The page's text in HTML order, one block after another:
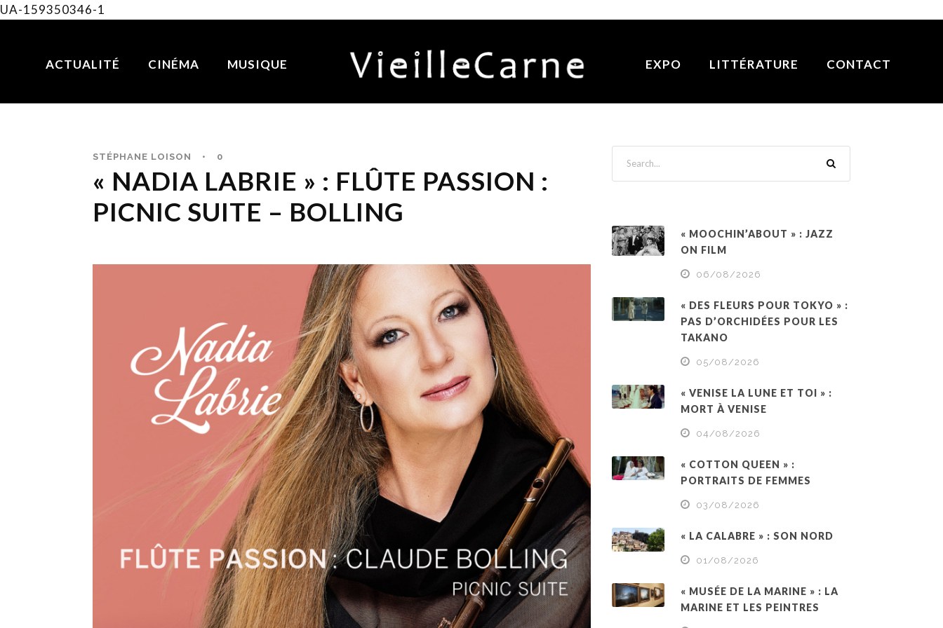
UA-159350346-1
ACTUALITÉ CINÉMA MUSIQUE EXPO LITTÉRATURE CONTACT
STÉPHANE LOISON • 0
« NADIA LABRIE » : FLÛTE PASSION :
PICNIC SUITE – BOLLING
« MOOCHIN’ABOUT » : JAZZ
ON FILM
06/08/2026
« DES FLEURS POUR TOKYO » :
PAS D’ORCHIDÉES POUR LES
TAKANO
05/08/2026
« VENISE LA LUNE ET TOI » :
MORT À VENISE
04/08/2026
« COTTON QUEEN » :
PORTRAITS DE FEMMES
03/08/2026
« LA CALABRE » : SON NORD
01/08/2026
« MUSÉE DE LA MARINE » : LA
MARINE ET LES PEINTRES